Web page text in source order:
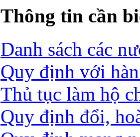
Thông tin cần
Danh sách các
Quy định với
Thủ tục làm hộ
Quy định đổi,